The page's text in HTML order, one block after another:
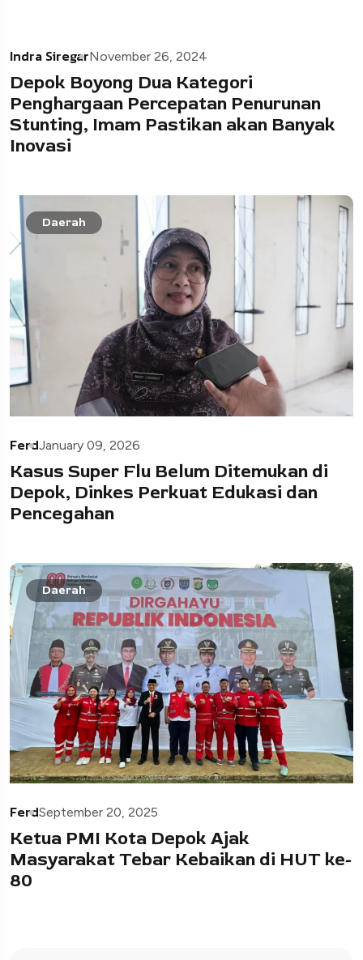
Indra SiregarNovember 26, 2024
Depok Boyong Dua Kategori
Penghargaan Percepatan Penurunan
Stunting, Imam Pastikan akan Banyak
Inovasi
Daerah
FerdJanuary 09, 2026
Kasus Super Flu Belum Ditemukan di
Depok, Dinkes Perkuat Edukasi dan
Pencegahan
Daerah
FerdSeptember 20, 2025
Ketua PMI Kota Depok Ajak
Masyarakat Tebar Kebaikan di HUT ke-
80